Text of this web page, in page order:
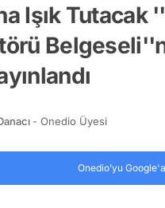
Işık Tutacak
- Onedio Üyesi
Onedio’yu